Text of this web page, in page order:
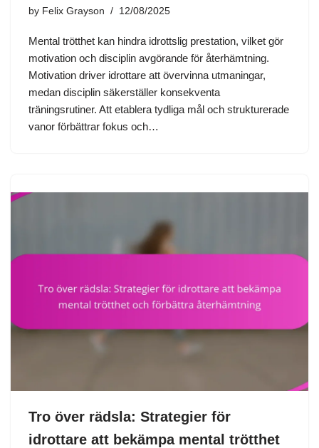
by Felix Grayson 12/08/2025
Mental trötthet kan hindra idrottslig prestation, vilket gör
motivation och disciplin avgörande för återhämtning.
Motivation driver idrottare att övervinna utmaningar,
medan disciplin säkerställer konsekventa
träningsrutiner. Att etablera tydliga mål och strukturerade
vanor förbättrar fokus och…
Tro över rädsla: Strategier för
idrottare att bekämpa mental trötthet